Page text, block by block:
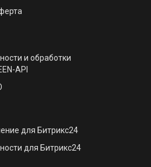
и обработки
API
для Битрикс24
для Битрикс24